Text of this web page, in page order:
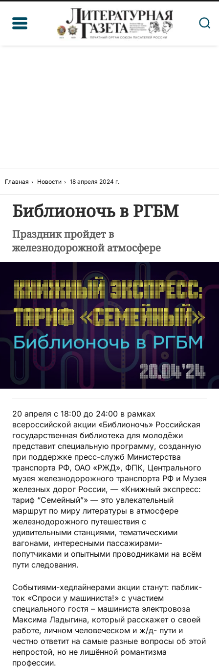
Главная Новости 18 апреля 2024 г.
Библионочь в РГБМ
Праздник пройдет в
железнодорожной атмосфере
20 апреля с 18:00 до 24:00 в рамках
всероссийской акции «Библионочь» Российская
государственная библиотека для молодёжи
представит специальную программу, созданную
при поддержке пресс-служб Министерства
транспорта РФ, ОАО «РЖД», ФПК, Центрального
музея железнодорожного транспорта РФ и Музея
железных дорог России, — «Книжный экспресс:
тариф “Семейный”» — это увлекательный
маршрут по миру литературы в атмосфере
железнодорожного путешествия с
удивительными станциями, тематическими
вагонами, интересными пассажирами-
попутчиками и опытными проводниками на всём
пути следования.
Событиями-хедлайнерами акции станут: паблик-
ток «Спроси у машиниста!» с участием
специального гостя – машиниста электровоза
Максима Ладыгина, который расскажет о своей
работе, личном человеческом и ж/д- пути и
честно ответит на самые разные вопросы об этой
непростой, но не лишённой романтизма
профессии.